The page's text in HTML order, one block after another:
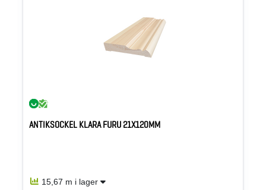
ANTIKSOCKEL KLARA FURU 21X120MM
15,67 m i lager